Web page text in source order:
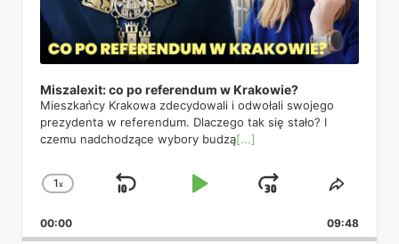
Miszalexit: co po referendum w Krakowie?
Mieszkańcy Krakowa zdecydowali i odwołali swojego
prezydenta w referendum. Dlaczego tak się stało? I
czemu nadchodzące wybory budzą[...]
Change
Rate
1x
Skip
Play
Jump
Forward
Share
00:00 09:48